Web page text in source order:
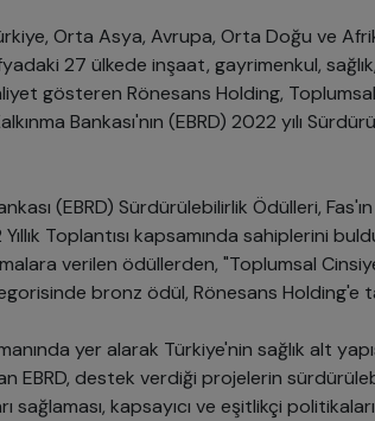
Orta Asya, Avrupa, Orta Doğu ve
27 ülkede inşaat, gayrimenkul,
gösteren Rönesans Holding,
Bankası'nın (EBRD) 2022 yılı
(EBRD) Sürdürülebilirlik Ödülleri,
Toplantısı kapsamında sahiplerini
verilen ödüllerden, "Toplumsal
bronz ödül, Rönesans Holding'e
yer alarak Türkiye'nin sağlık alt
EBRD, destek verdiği projelerin
kapsayıcı ve eşitlikçi